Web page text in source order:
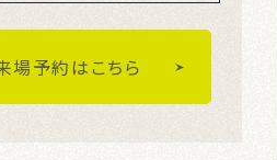
場予約はこちら